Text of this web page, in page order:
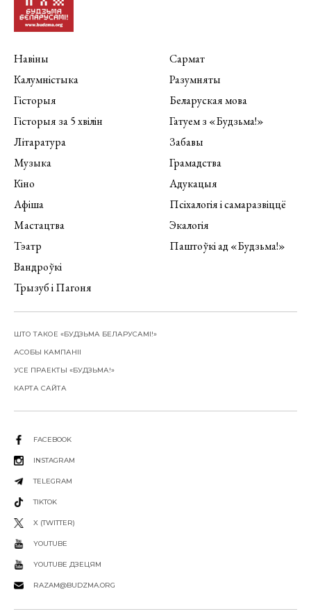
Навіны
Калумністыка
Гісторыя
Гісторыя за 5 хвілін
Літаратура
Музыка
Кіно
Афіша
Мастацтва
Тэатр
Вандроўкі
Трызуб і Пагоня
Сармат
Разумняты
Беларуская мова
Гатуем з «Будзьма!»
Забавы
Грамадства
Адукацыя
Псіхалогія і самаразвіццё
Экалогія
Паштоўкі ад «Будзьма!»
ШТО ТАКОЕ «БУДЗЬМА БЕЛАРУСАМІ!»
АСОБЫ КАМПАНІІ
УСЕ ПРАЕКТЫ «БУДЗЬМА!»
КАРТА САЙТА
FACEBOOK
INSTAGRAM
TELEGRAM
TIKTOK
X (TWITTER)
YOUTUBE
YOUTUBE ДЗЕЦЯМ
RAZAM@BUDZMA.ORG